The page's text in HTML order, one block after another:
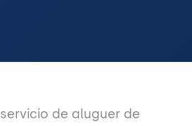
de aluguer de